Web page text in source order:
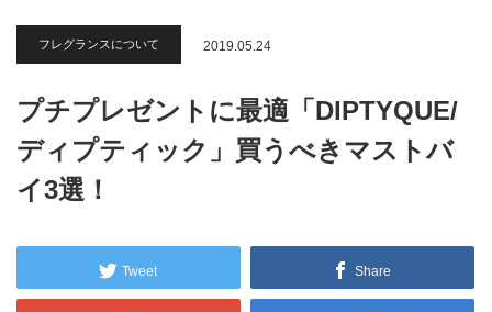
フレグランスについて 2019.05.24
プチプレゼントに最適「DIPTYQUE/
ディプティック」買うべきマストバ
イ3選！
Tweet Share